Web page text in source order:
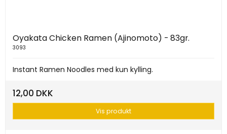
Oyakata Chicken Ramen (Ajinomoto) - 83gr.
3093
Instant Ramen Noodles med kun kylling.
12,00 DKK
Vis produkt